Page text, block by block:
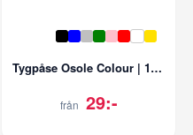
Tygpåse Osole Colour | 140g/m2 | Fairtrade
från 29:-